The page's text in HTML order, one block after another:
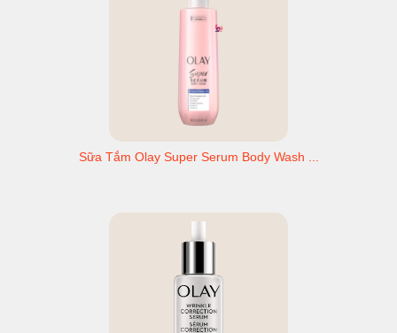
Sữa Tắm Olay Super Serum Body Wash ...